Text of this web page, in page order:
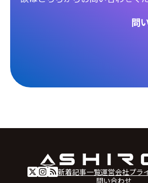
問
新着記事一覧運営会社プラ
問い合わせ